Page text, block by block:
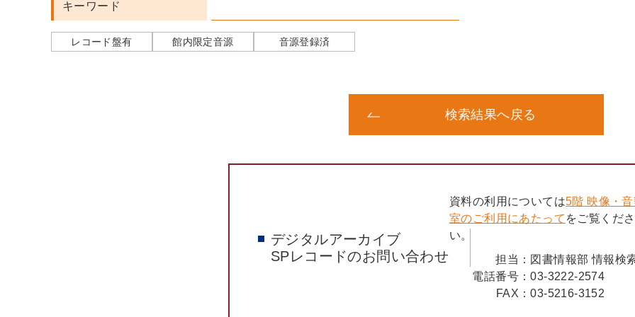
キーワード
レコード盤有 館内限定音源 音源登録済
検索結果へ戻る
デジタルアーカイブ
SPレコードのお問い合わせ
資料の利用については5階 映像・
室のご利用にあたって をご覧くださ
い。
担当： 図書情報部 情報検
電話番号：03-3222-2574
FAX：03-5216-3152